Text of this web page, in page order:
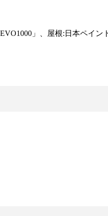
」、屋根:日本ペイン